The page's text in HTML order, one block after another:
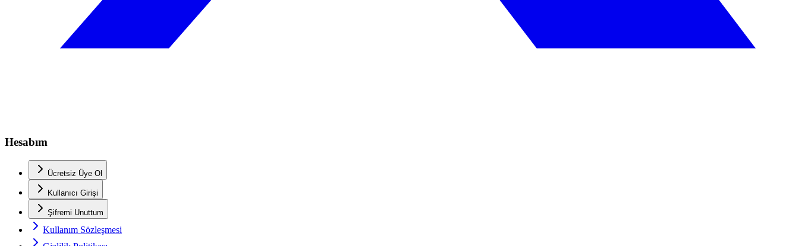
Hesabım
Ücretsiz Üye Ol
Kullanıcı Girişi
Şifremi Unuttum
Kullanım Sözleşmesi